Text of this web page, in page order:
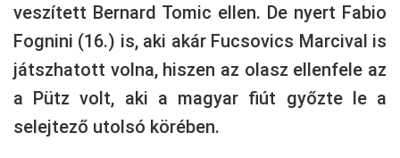
veszített Bernard Tomic ellen. De nyert Fabio
Fognini (16.) is, aki akár Fucsovics Marcival is
játszhatott volna, hiszen az olasz ellenfele az
a Pütz volt, aki a magyar fiút győzte le a
selejtező utolsó körében.